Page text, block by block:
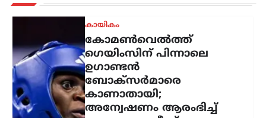
കോമൺവെൽത്ത്
ഗെയിംസിന് പിന്നാലെ
ഉഗാണ്ടൻ
ബോക്സർമാരെ
കാണാതായി;
അന്വേഷണം ആരംഭിച്ച്
യുകെ പൊലീസ്